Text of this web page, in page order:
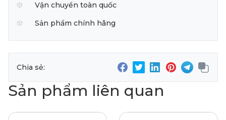
Vận chuyển toàn quốc
Sản phẩm chính hãng
Chia sẻ:
Sản phẩm liên quan